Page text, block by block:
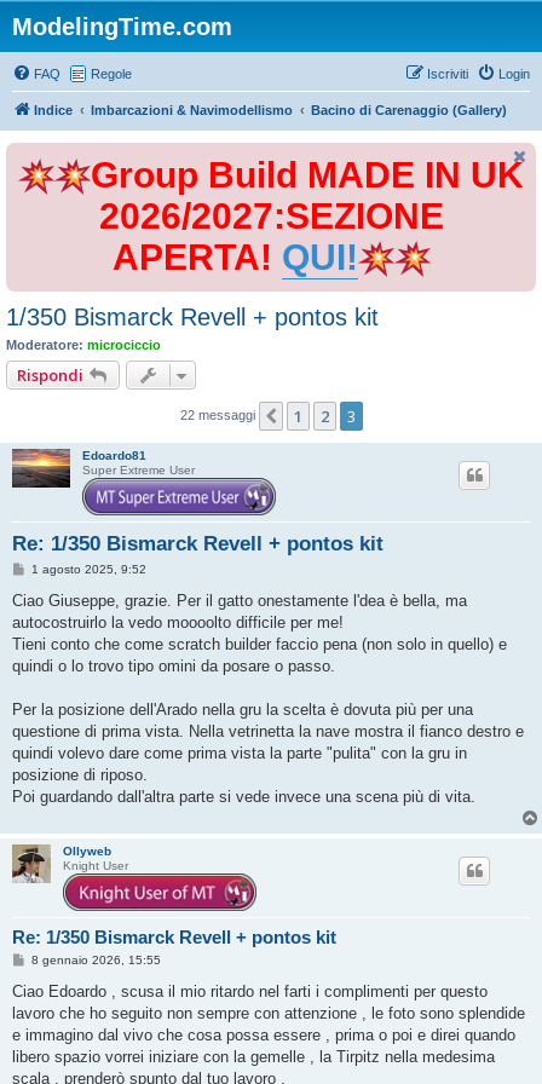
ModelingTime.com
FAQ Regole Login
Iscriviti
Indice Imbarcazioni & Navimodellismo Bacino di Carenaggio (Gallery)
Group Build MADE IN UK
2026/2027:SEZIONE
APERTA! QUI!
1/350 Bismarck Revell + pontos kit
Moderatore: microciccio
Rispondi
22 messaggi Precedente
1 2 3
Edoardo81
Super Extreme User
Re: 1/350 Bismarck Revell + pontos kit
M
s
a
g
i
1 agosto 2025, 9:52
Ciao Giuseppe, grazie. Per il gatto onestamente l'dea è bella, ma
autocostruirlo la vedo moooolto difficile per me!
Tieni conto che come scratch builder faccio pena (non solo in quello) e
quindi o lo trovo tipo omini da posare o passo.
Per la posizione dell'Arado nella gru la scelta è dovuta più per una
questione di prima vista. Nella vetrinetta la nave mostra il fianco destro e
quindi volevo dare come prima vista la parte "pulita" con la gru in
posizione di riposo.
Poi guardando dall'altra parte si vede invece una scena più di vita.
Ollyweb
Knight User
Re: 1/350 Bismarck Revell + pontos kit
M
s
a
g
i
o
8 gennaio 2026, 15:55
Ciao Edoardo , scusa il mio ritardo nel farti i complimenti per questo
lavoro che ho seguito non sempre con attenzione , le foto sono splendide
e immagino dal vivo che cosa possa essere , prima o poi e direi quando
libero spazio vorrei iniziare con la gemelle , la Tirpitz nella medesima
scala , prenderò spunto dal tuo lavoro .